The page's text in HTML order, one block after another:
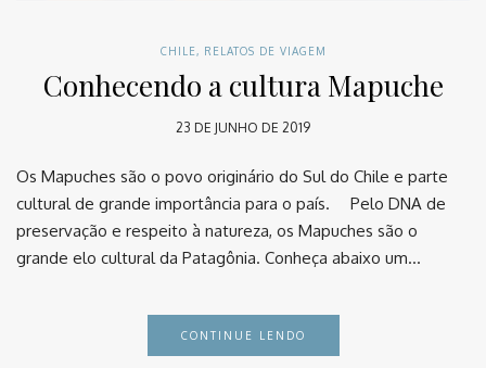
CHILE, RELATOS DE VIAGEM
Conhecendo a cultura Mapuche
23 DE JUNHO DE 2019
Os Mapuches são o povo originário do Sul do Chile e parte
cultural de grande importância para o país. ⠀ Pelo DNA de
preservação e respeito à natureza, os Mapuches são o
grande elo cultural da Patagônia. Conheça abaixo um…
CONTINUE LENDO